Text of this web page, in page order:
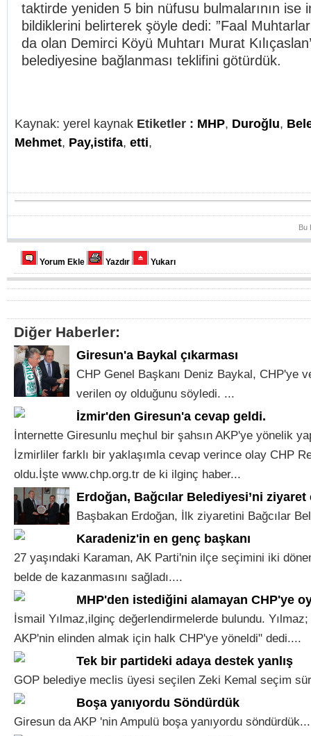
taktirde yeniden 5 bin nüfusu bulmalarının ise
bildiklerini belirterek şöyle dedi: ”Faal
da olan Demirci Köyü Muhtarı Murat
belediyesine bağlanması teklifini götürdük.
Kaynak: yerel kaynak Etiketler : MHP, Duroğlu,
Mehmet, Pay,istifa, etti,
Bu
Yorum Ekle Yazdır Yukarı
Diğer Haberler:
Giresun'a Baykal çıkarması
CHP Genel Başkanı Deniz Baykal, CHP'ye
verilen oy olduğunu söyledi. ...
İzmir'den Giresun'a cevap geldi.
İnternette Giresunlu meçhul bir şahsın AKP'ye yönelik
İzmirliler farklı bir yaklaşımla cevap verince olay CHP
oldu.İşte www.chp.org.tr de ki ilginç haber...
Erdoğan, Bağcılar Belediyesi’ni ziyaret
Başbakan Erdoğan, İlk ziyaretini Bağcılar
Karadeniz'in en genç başkanı
27 yaşındaki Karaman, AK Parti'nin ilçe seçimini iki
belde de kazanmasını sağladı....
MHP'den istediğini alamayan CHP'ye
İsmail Yılmaz,ilginç değerlendirmelerde bulundu.
AKP'nin elinden almak için halk CHP'ye yöneldi" dedi....
Tek bir partideki adaya destek yanlış
GOP belediye meclis üyesi seçilen Zeki Kemal seçim
Boşa yanıyordu Söndürdük
Giresun da AKP 'nin Ampulü boşa yanıyordu söndürdük...